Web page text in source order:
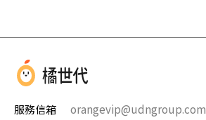
服務信箱 orangevip@udngroup.com